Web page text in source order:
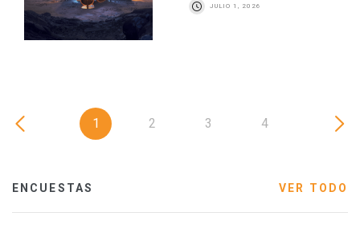
JULIO 1, 2026
1 2 3 4
ENCUESTAS VER TODO